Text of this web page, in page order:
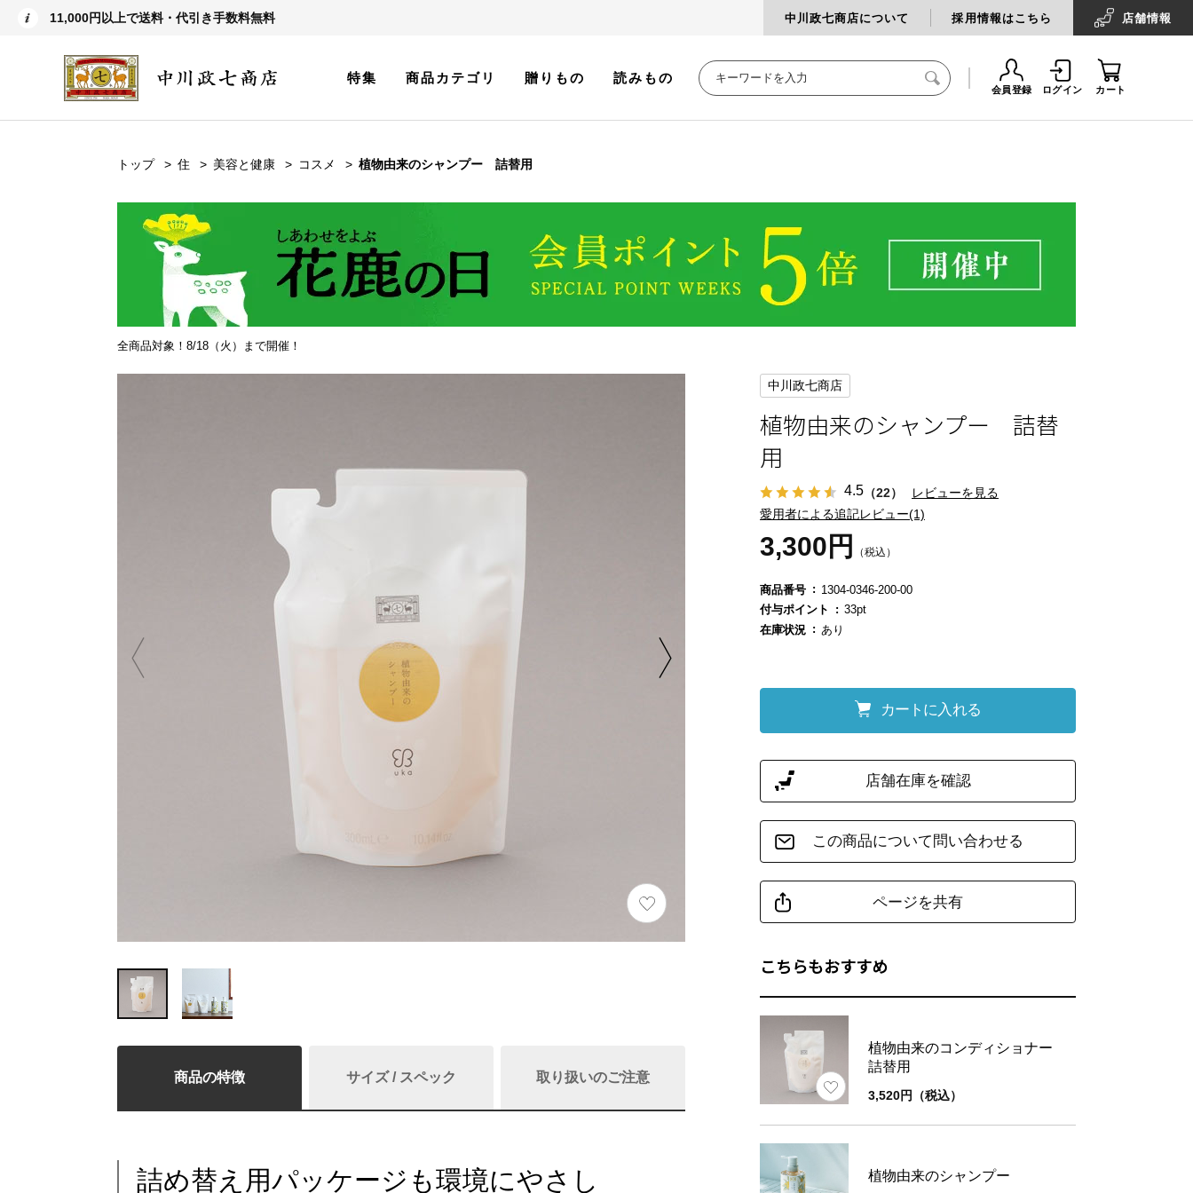
11,000円以上で送料・代引き手数料無料 中川政七商店について 採用情報はこちら 店舗情報
特集 商品カテゴリ 贈りもの 読みもの
会員登録 ログイン カート
トップ 住 美容と健康 コスメ 植物由来のシャンプー 詰替用
全商品対象！8/18（火）まで開催！
商品の特徴 サイズ / スペック 取り扱いのご注意
詰め替え用パッケージも環境にやさし 商品詳細
中川政七商店
植物由来のシャンプー 詰替
用
4.5 （22）
レビューを見る
愛用者による追記レビュー(1)
3,300円 （税込）
商品番号
1304-0346-200-00
付与ポイント
33pt
在庫状況
あり
カートに入れる
こちらもおすすめ
植物由来のコンディショナー
詰替用
3,520円（税込）
植物由来のシャンプー
この商品について問い合わせる
ページを共有
店舗在庫を確認